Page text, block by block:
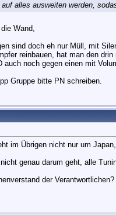
alles ausweiten werden,
Wand,
sind doch eh nur Müll, mit
reinbauen, hat man den
noch gegen einen mit
Gruppe bitte PN schreiben.
im Übrigen nicht nur um
genau darum geht, alle
der Verantwortlichen?